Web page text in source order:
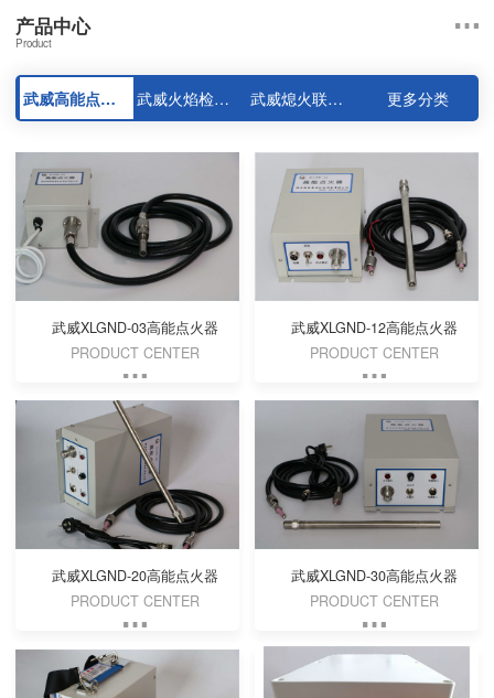
产品中心
Product
武威高能点火器系列 武威火焰检测器系列 武威熄火联控装置系列 更多分类
武威XLGND-03高能点火器
PRODUCT CENTER
武威XLGND-12高能点火器
PRODUCT CENTER
武威XLGND-20高能点火器
PRODUCT CENTER
武威XLGND-30高能点火器
PRODUCT CENTER